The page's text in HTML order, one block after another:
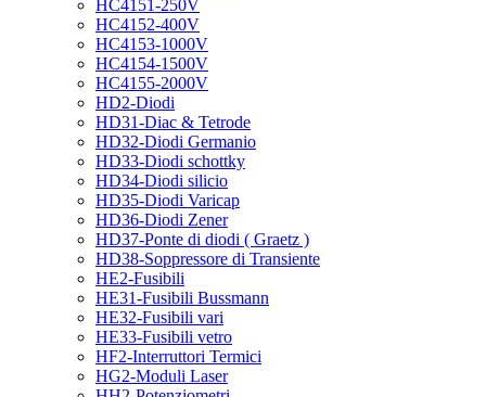
HC4151-250V
HC4152-400V
HC4153-1000V
HC4154-1500V
HC4155-2000V
HD2-Diodi
HD31-Diac & Tetrode
HD32-Diodi Germanio
HD33-Diodi schottky
HD34-Diodi silicio
HD35-Diodi Varicap
HD36-Diodi Zener
HD37-Ponte di diodi ( Graetz )
HD38-Soppressore di Transiente
HE2-Fusibili
HE31-Fusibili Bussmann
HE32-Fusibili vari
HE33-Fusibili vetro
HF2-Interruttori Termici
HG2-Moduli Laser